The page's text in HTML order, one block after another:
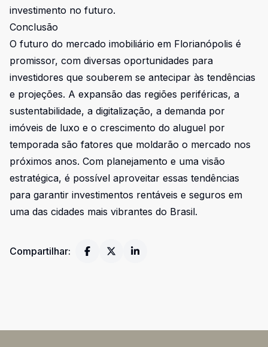
investimento no futuro.
Conclusão
O futuro do mercado imobiliário em Florianópolis é
promissor, com diversas oportunidades para
investidores que souberem se antecipar às tendências
e projeções. A expansão das regiões periféricas, a
sustentabilidade, a digitalização, a demanda por
imóveis de luxo e o crescimento do aluguel por
temporada são fatores que moldarão o mercado nos
próximos anos. Com planejamento e uma visão
estratégica, é possível aproveitar essas tendências
para garantir investimentos rentáveis e seguros em
uma das cidades mais vibrantes do Brasil.
Compartilhar: